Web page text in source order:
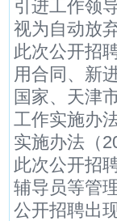
引进工作领
视为自动放
此次公开招
用合同、新
国家、天津
工作实施办
实施办法（
此次公开招
辅导员等管
公开招聘出